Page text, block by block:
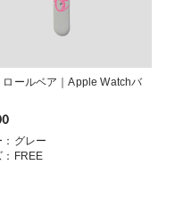
ロールベア｜Apple Watchバ
：グレー
：FREE